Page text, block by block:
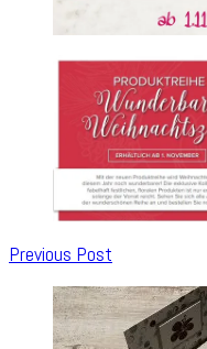
Post
Previous Post